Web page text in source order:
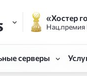
FirstVDS (вы здесь)
«Хостер
серверы